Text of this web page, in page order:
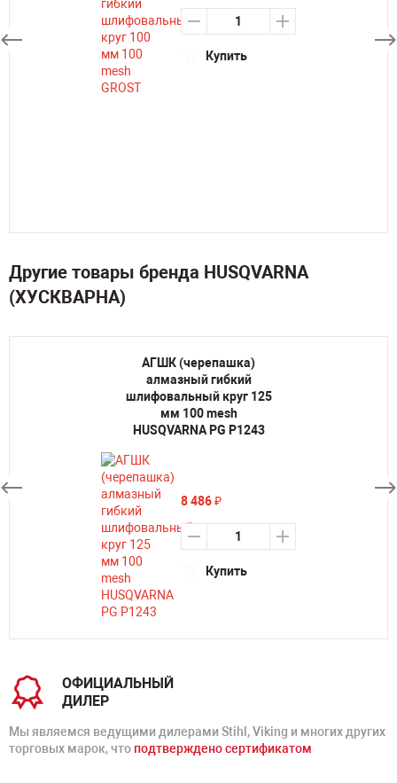
Купить
Другие товары бренда HUSQVARNA
(ХУСКВАРНА)
АГШК (черепашка)
алмазный гибкий
шлифовальный круг 125
мм 100 mesh
HUSQVARNA PG P1243
8 486₽
Купить
ОФИЦИАЛЬНЫЙ
ДИЛЕР
Мы являемся ведущими дилерами Stihl, Viking и многих других
торговых марок, что подтверждено сертификатом